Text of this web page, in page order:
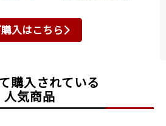
入はこちら
購入されている
人気商品